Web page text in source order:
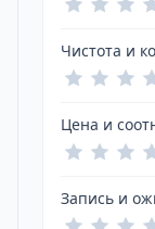
Чистота и
Цена и
Запись и